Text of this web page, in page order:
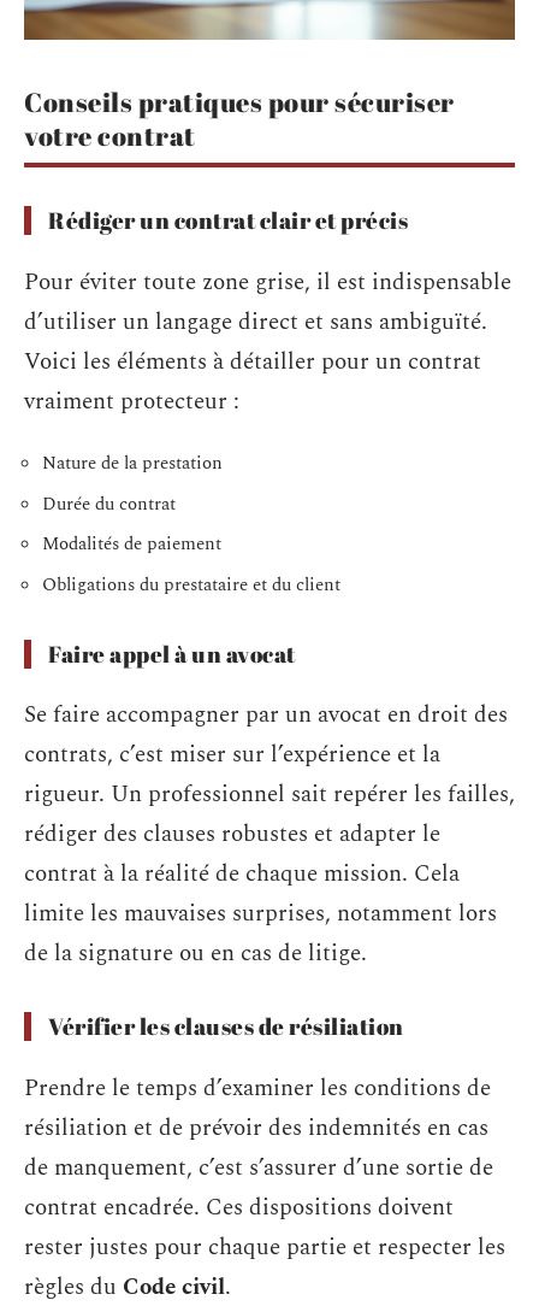
Conseils pratiques pour sécuriser
votre contrat
Rédiger un contrat clair et précis
Pour éviter toute zone grise, il est indispensable
d’utiliser un langage direct et sans ambiguïté.
Voici les éléments à détailler pour un contrat
vraiment protecteur :
Nature de la prestation
Durée du contrat
Modalités de paiement
Obligations du prestataire et du client
Faire appel à un avocat
Se faire accompagner par un avocat en droit des
contrats, c’est miser sur l’expérience et la
rigueur. Un professionnel sait repérer les failles,
rédiger des clauses robustes et adapter le
contrat à la réalité de chaque mission. Cela
limite les mauvaises surprises, notamment lors
de la signature ou en cas de litige.
Vérifier les clauses de résiliation
Prendre le temps d’examiner les conditions de
résiliation et de prévoir des indemnités en cas
de manquement, c’est s’assurer d’une sortie de
contrat encadrée. Ces dispositions doivent
rester justes pour chaque partie et respecter les
règles du Code civil.